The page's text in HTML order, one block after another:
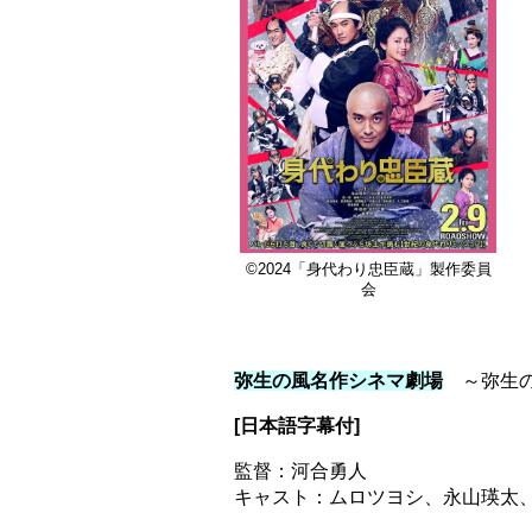
©2024「身代わり忠臣蔵」製作委員
会
弥生の風名作シネマ劇場 ～弥生
[日本語字幕付]
監督：河合勇人
キャスト：ムロツヨシ、永山瑛太